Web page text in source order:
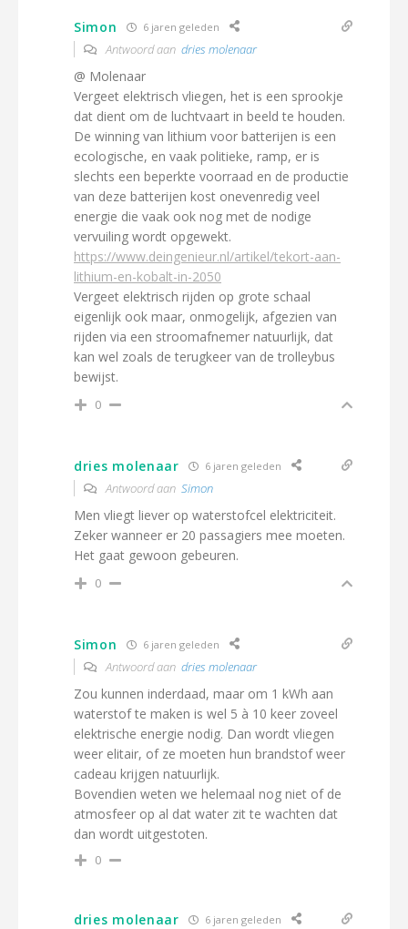
Simon 6 jaren geleden
Antwoord aan dries molenaar
@ Molenaar
Vergeet elektrisch vliegen, het is een sprookje
dat dient om de luchtvaart in beeld te houden.
De winning van lithium voor batterijen is een
ecologische, en vaak politieke, ramp, er is
slechts een beperkte voorraad en de productie
van deze batterijen kost onevenredig veel
energie die vaak ook nog met de nodige
vervuiling wordt opgewekt.
https://www.deingenieur.nl/artikel/tekort-aan-
lithium-en-kobalt-in-2050
Vergeet elektrisch rijden op grote schaal
eigenlijk ook maar, onmogelijk, afgezien van
rijden via een stroomafnemer natuurlijk, dat
kan wel zoals de terugkeer van de trolleybus
bewijst.
0
dries molenaar 6 jaren geleden
Antwoord aan Simon
Men vliegt liever op waterstofcel elektriciteit.
Zeker wanneer er 20 passagiers mee moeten.
Het gaat gewoon gebeuren.
0
Simon 6 jaren geleden
Antwoord aan dries molenaar
Zou kunnen inderdaad, maar om 1 kWh aan
waterstof te maken is wel 5 à 10 keer zoveel
elektrische energie nodig. Dan wordt vliegen
weer elitair, of ze moeten hun brandstof weer
cadeau krijgen natuurlijk.
Bovendien weten we helemaal nog niet of de
atmosfeer op al dat water zit te wachten dat
dan wordt uitgestoten.
0
dries molenaar 6 jaren geleden